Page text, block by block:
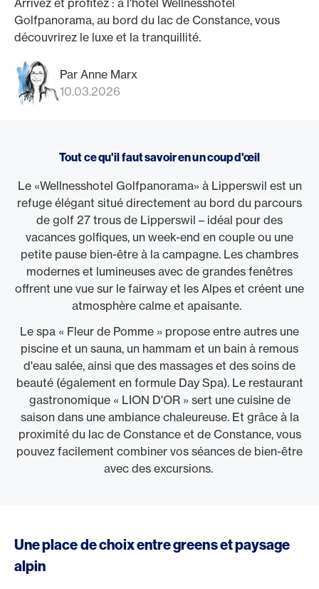
Arrivez et profitez : à l'hôtel Wellnesshotel
Golfpanorama, au bord du lac de Constance, vous
découvrirez le luxe et la tranquillité.
Par Anne Marx
10.03.2026
Tout ce qu'il faut savoir en un coup d'œil
Le «Wellnesshotel Golfpanorama» à Lipperswil est un
refuge élégant situé directement au bord du parcours
de golf 27 trous de Lipperswil – idéal pour des
vacances golfiques, un week-end en couple ou une
petite pause bien-être à la campagne. Les chambres
modernes et lumineuses avec de grandes fenêtres
offrent une vue sur le fairway et les Alpes et créent une
atmosphère calme et apaisante.
Le spa « Fleur de Pomme » propose entre autres une
piscine et un sauna, un hammam et un bain à remous
d'eau salée, ainsi que des massages et des soins de
beauté (également en formule Day Spa). Le restaurant
gastronomique « LION D'OR » sert une cuisine de
saison dans une ambiance chaleureuse. Et grâce à la
proximité du lac de Constance et de Constance, vous
pouvez facilement combiner vos séances de bien-être
avec des excursions.
Une place de choix entre greens et paysage
alpin